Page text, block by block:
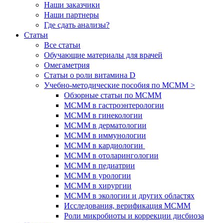
Наши заказчики
Наши партнеры
Где сдать анализы?
Статьи
Все статьи
Обучающие материалы для врачей
Омегаметрия
Статьи о роли витамина D
Учебно-методические пособия по МСММ >
Обзорные статьи по МСММ
МСММ в гастроэнтерологии
МСММ в гинекологии
МСММ в дерматологии
МСММ в иммунологии
МСММ в кардиологии
МСММ в отоларингологии
МСММ в педиатрии
МСММ в урологии
МСММ в хирургии
МСММ в экологии и других областях
Исследования, верификация МСММ
Роли микробиоты и коррекции дисбиоза